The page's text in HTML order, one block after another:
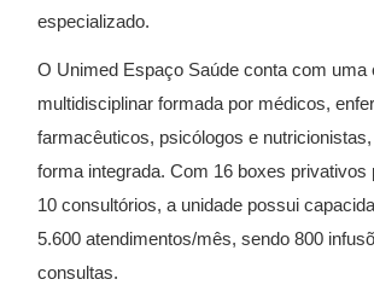
especializado.
O Unimed Espaço Saúde conta com uma
multidisciplinar formada por médicos,
farmacêuticos, psicólogos e
forma integrada. Com 16 boxes privativos
10 consultórios, a unidade possui
5.600 atendimentos/mês, sendo 800
consultas.